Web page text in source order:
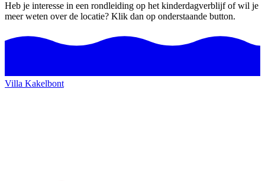
Heb je interesse in een rondleiding op het kinderdagverblijf of wil je
meer weten over de locatie? Klik dan op onderstaande button.
Villa Kakelbont